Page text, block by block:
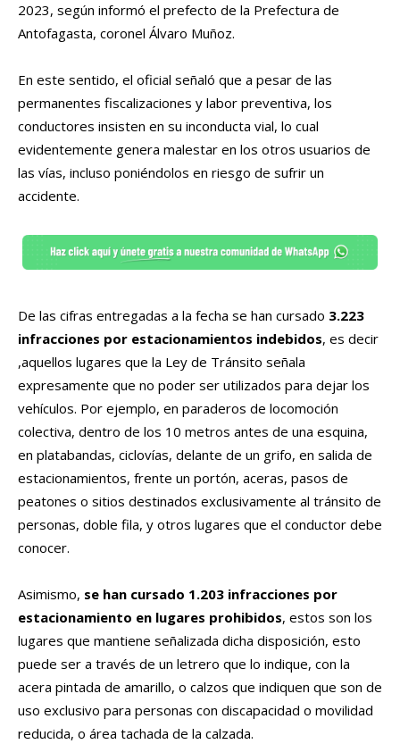
2023, según informó el prefecto de la Prefectura de
Antofagasta, coronel Álvaro Muñoz.
En este sentido, el oficial señaló que a pesar de las
permanentes fiscalizaciones y labor preventiva, los
conductores insisten en su inconducta vial, lo cual
evidentemente genera malestar en los otros usuarios de
las vías, incluso poniéndolos en riesgo de sufrir un
accidente.
De las cifras entregadas a la fecha se han cursado 3.223
infracciones por estacionamientos indebidos, es decir
,aquellos lugares que la Ley de Tránsito señala
expresamente que no poder ser utilizados para dejar los
vehículos. Por ejemplo, en paraderos de locomoción
colectiva, dentro de los 10 metros antes de una esquina,
en platabandas, ciclovías, delante de un grifo, en salida de
estacionamientos, frente un portón, aceras, pasos de
peatones o sitios destinados exclusivamente al tránsito de
personas, doble fila, y otros lugares que el conductor debe
conocer.
Asimismo, se han cursado 1.203 infracciones por
estacionamiento en lugares prohibidos, estos son los
lugares que mantiene señalizada dicha disposición, esto
puede ser a través de un letrero que lo indique, con la
acera pintada de amarillo, o calzos que indiquen que son de
uso exclusivo para personas con discapacidad o movilidad
reducida, o área tachada de la calzada.